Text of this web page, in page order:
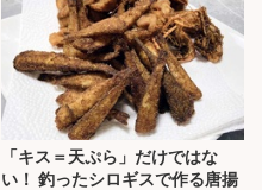
「キス＝天ぷら」だけではな
い！ 釣ったシロギスで作る唐揚